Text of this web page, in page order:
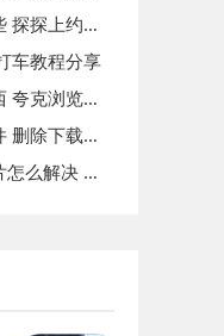
探探上约的暗号都有哪一些 探探上约的暗号大全
车教程分享
夸克浏览器怎么看那种东西 夸克浏览器快速查看那种东西的方法
百度网盘如何删除下载文件 删除下载文件方法
百度网盘不能访问相册照片怎么解决 不能访问相册照片解决方法